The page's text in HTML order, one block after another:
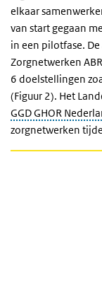
elkaar
van start gegaan
in een pilotfase.
Zorgnetwerken
6 doelstellingen
(Figuur 2). Het
GGD GHOR
zorgnetwerken